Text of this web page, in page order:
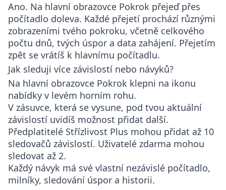
Ano. Na hlavní obrazovce Pokrok přejeď přes
počítadlo doleva. Každé přejetí prochází různými
zobrazeními tvého pokroku, včetně celkového
počtu dnů, tvých úspor a data zahájení. Přejetím
zpět se vrátíš k hlavnímu počítadlu.
Jak sleduji více závislostí nebo návyků?
Na hlavní obrazovce Pokrok klepni na ikonu
nabídky v levém horním rohu.
V zásuvce, která se vysune, pod tvou aktuální
závislostí uvidíš možnost přidat další.
Předplatitelé Střízlivost Plus mohou přidat až 10
sledovačů závislostí. Uživatelé zdarma mohou
sledovat až 2.
Každý návyk má své vlastní nezávislé počítadlo,
milníky, sledování úspor a historii.